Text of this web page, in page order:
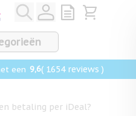
View quote,
Bekijk
een 9,6( 1654 reviews )
betaling per iDeal?